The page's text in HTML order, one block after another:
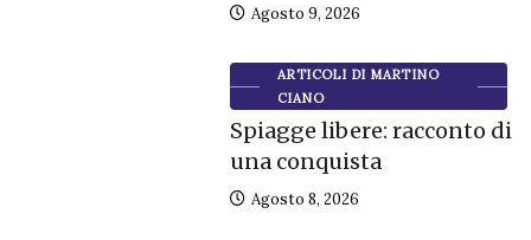
Agosto 9, 2026
ARTICOLI DI MARTINO
CIANO
Spiagge libere: racconto di
una conquista
Agosto 8, 2026